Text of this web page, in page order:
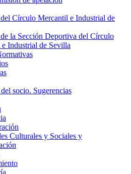
Círculo Mercantil e Industrial de
la Sección Deportiva del Círculo
Industrial de Sevilla
socio. Sugerencias
Culturales y Sociales y